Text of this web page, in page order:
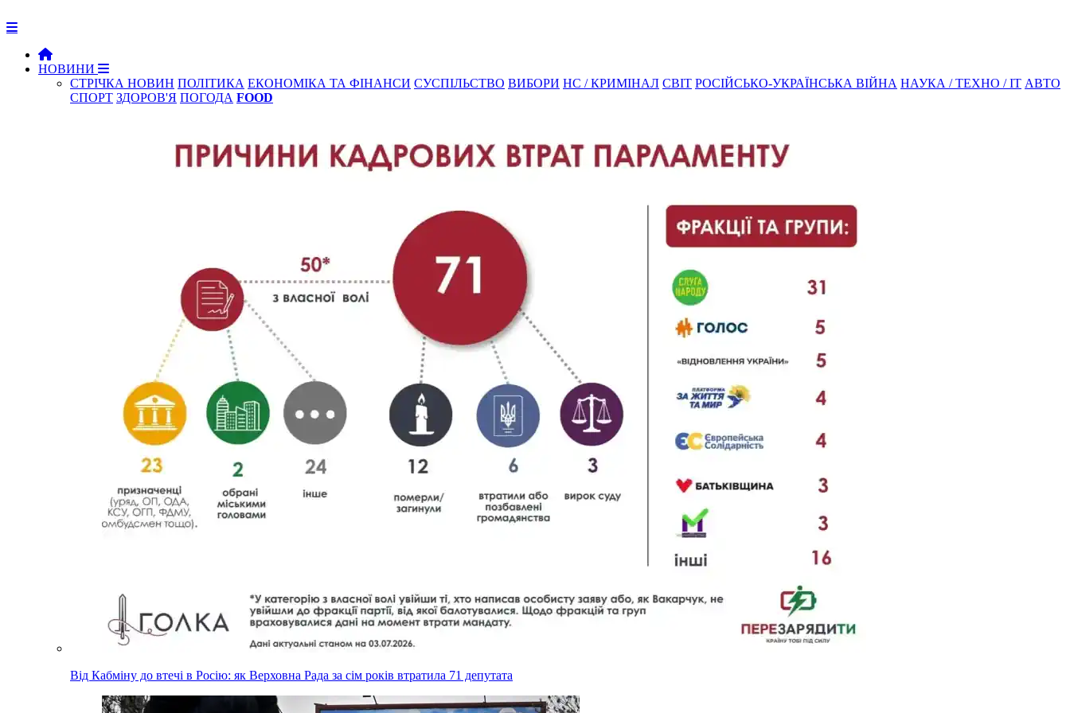
НОВИНИ
СТРІЧКА НОВИН ПОЛІТИКА ЕКОНОМІКА ТА ФІНАНСИ СУСПІЛЬСТВО ВИБОРИ НС / КРИМІНАЛ СВІТ РОСІЙСЬКО-УКРАЇНСЬКА ВІЙНА НАУКА / ТЕХНО / IT АВТО
СПОРТ ЗДОРОВ'Я ПОГОДА FOOD
Від Кабміну до втечі в Росію: як Верховна Рада за сім років втратила 71 депутата